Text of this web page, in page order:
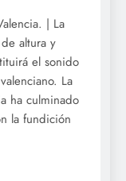
| La
altura y
el sonido
La
ha culminado
la fundición